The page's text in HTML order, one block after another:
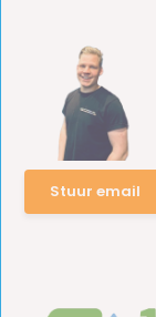
Stuur email